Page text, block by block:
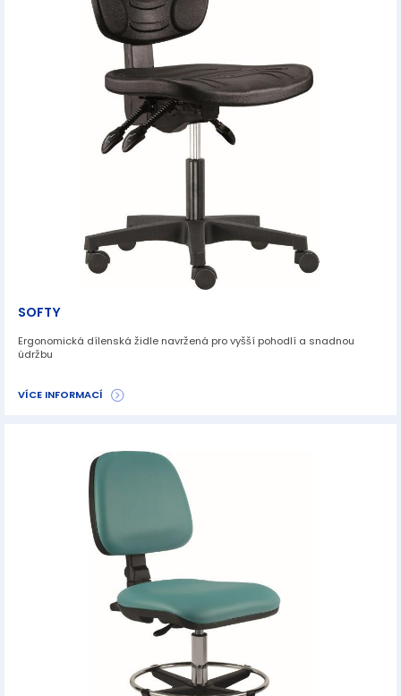
SOFTY
Ergonomická dílenská židle navržená pro vyšší pohodlí a snadnou
údržbu
VÍCE INFORMACÍ